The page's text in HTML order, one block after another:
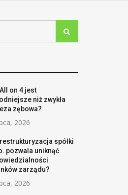
Search
on 4 jest
niż zwykła
zębowa?
2026
spółki
pozwala uniknąć
zarządu?
2026